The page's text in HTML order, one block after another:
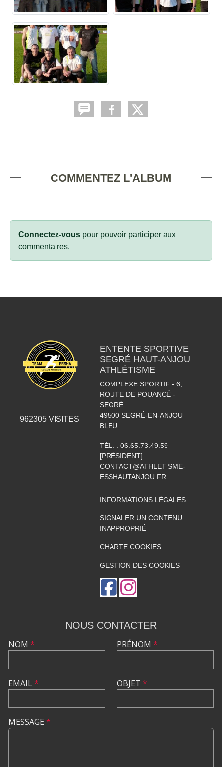
COMMENTEZ L'ALBUM
Connectez-vous pour pouvoir participer aux
commentaires.
962305 VISITES
ENTENTE SPORTIVE
SEGRÉ HAUT-ANJOU
ATHLÉTISME
COMPLEXE SPORTIF - 6,
ROUTE DE POUANCÉ -
SEGRÉ
49500 SEGRÉ-EN-ANJOU
BLEU
TÉL. : 06.65.73.49.59
[PRÉSIDENT]
CONTACT@ATHLETISME-
ESSHAUTANJOU.FR
INFORMATIONS LÉGALES
SIGNALER UN CONTENU
INAPPROPRIÉ
CHARTE COOKIES
GESTION DES COOKIES
NOUS CONTACTER
NOM *
EMAIL*
PRÉNOM *
OBJET *
MESSAGE *